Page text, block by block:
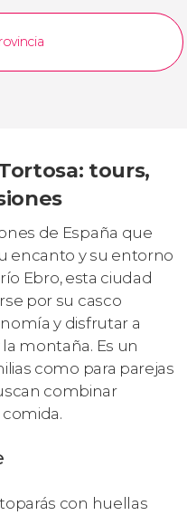
tours,
de España que
encanto y su entorno
Ebro, esta ciudad
por su casco
y disfrutar a
montaña. Es un
como para parejas
combinar
con huellas